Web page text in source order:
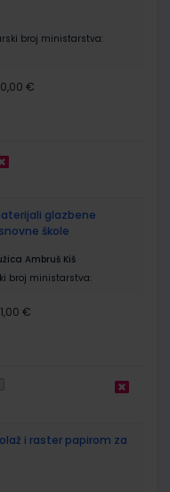
broj ministarstva:
€
glazbene
škole
Ambruš Kiš
broj ministarstva:
€
i raster papirom za